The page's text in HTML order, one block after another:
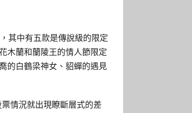
其中有五款是傳說級的限定
木蘭和蘭陵王的情人節限定
的白鶴梁神女、貂蟬的遇見
情況就出現瞭斷層式的差